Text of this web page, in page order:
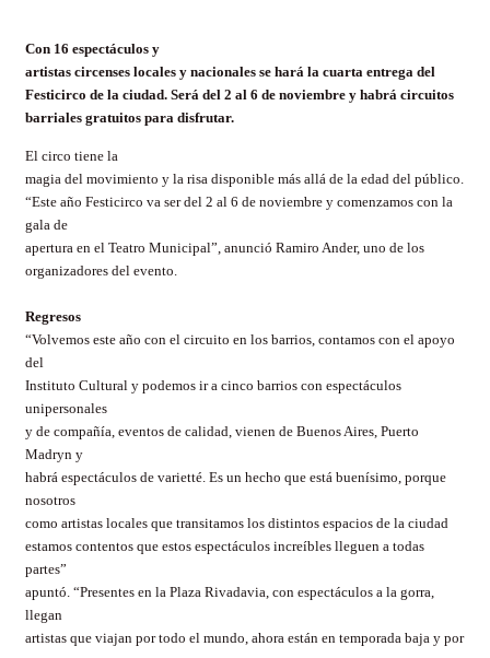
Con 16 espectáculos y
artistas circenses locales y nacionales se hará la cuarta entrega del
Festicirco de la ciudad. Será del 2 al 6 de noviembre y habrá circuitos
barriales gratuitos para disfrutar.
El circo tiene la
magia del movimiento y la risa disponible más allá de la edad del público.
“Este año Festicirco va ser del 2 al 6 de noviembre y comenzamos con la
gala de
apertura en el Teatro Municipal”, anunció Ramiro Ander, uno de los
organizadores del evento.
Regresos
“Volvemos este año con el circuito en los barrios, contamos con el apoyo
del
Instituto Cultural y podemos ir a cinco barrios con espectáculos
unipersonales
y de compañía, eventos de calidad, vienen de Buenos Aires, Puerto
Madryn y
habrá espectáculos de varietté. Es un hecho que está buenísimo, porque
nosotros
como artistas locales que transitamos los distintos espacios de la ciudad
estamos contentos que estos espectáculos increíbles lleguen a todas
partes”
apuntó. “Presentes en la Plaza Rivadavia, con espectáculos a la gorra,
llegan
artistas que viajan por todo el mundo, ahora están en temporada baja y por